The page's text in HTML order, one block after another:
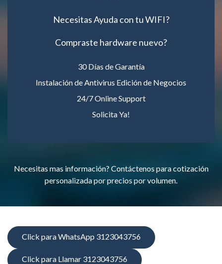
Necesitas Ayuda con tu WIFI?
Compraste hardware nuevo?
30 Días de Garantía
Instalación de Antivirus Edición de Negocios
24/7 Online Support
Solicita Ya!
Necesitas mas información? Contáctenos para cotización
personalizada por precios por volumen.
Click para WhatsApp 3123043756
Click para Llamar 3123043756